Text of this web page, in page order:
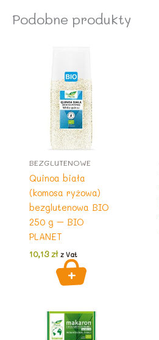
Podobne produkty
BEZGLUTENOWE
Quinoa biała
(komosa ryżowa)
bezglutenowa BIO
250 g – BIO
PLANET
10,13zł z Vat